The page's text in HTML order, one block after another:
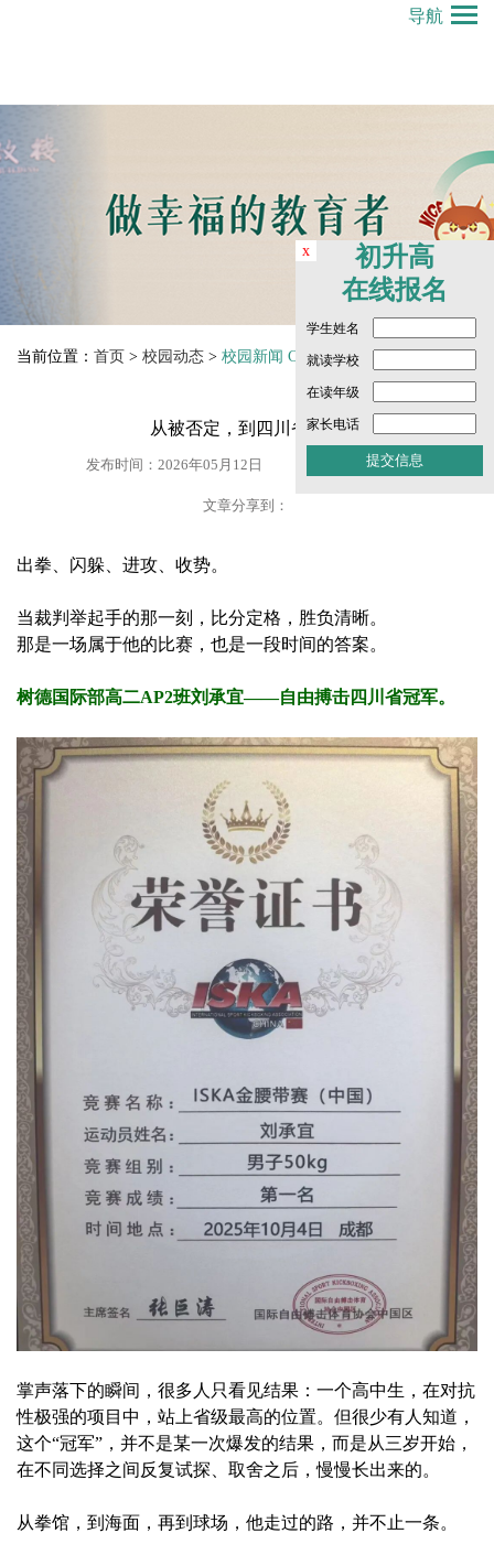
x
初升高
在线报名
学生姓名
就读学校
在读年级
家长电话
导航
当前位置： 首页 > 校园动态 > 校园新闻 Campus News
从被否定，到四川省冠军
发布时间：2026年05月12日 点击数： 490 次
文章分享到：
出拳、闪躲、进攻、收势。
当裁判举起手的那一刻，比分定格，胜负清晰。
那是一场属于他的比赛，也是一段时间的答案。
树德国际部高二AP2班刘承宜——自由搏击四川省冠军。
掌声落下的瞬间，很多人只看见结果：一个高中生，在对抗
性极强的项目中，站上省级最高的位置。但很少有人知道，
这个“冠军”，并不是某一次爆发的结果，而是从三岁开始，
在不同选择之间反复试探、取舍之后，慢慢长出来的。
从拳馆，到海面，再到球场，他走过的路，并不止一条。